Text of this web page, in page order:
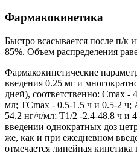
Фармакокинетика
Быстро всасывается после п/к
85%. Объем распределения
Фармакокинетические
введения 0.25 мг и
дней), соответственно: Сmах -
мл; ТСmах - 0.5-1.5 ч и 0.5-2 ч;
54.2 нг/ч/мл; Т1/2 -2.4-48.8 ч и
введении однократных доз
же, как и при ежедневном
отмечается линейная кинетика